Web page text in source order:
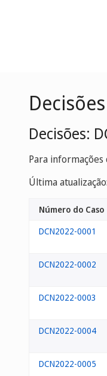
Decisões:
Para
Última
Número do Caso
DCN2022-0001
DCN2022-0002
DCN2022-0003
DCN2022-0004
DCN2022-0005